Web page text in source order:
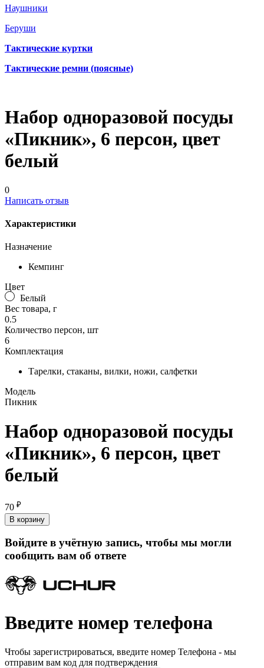
Наушники
Беруши
Тактические куртки
Тактические ремни (поясные)
Набор одноразовой посуды
«Пикник», 6 персон, цвет
белый
0
Написать отзыв
Характеристики
Назначение
Кемпинг
Цвет
Белый
Вес товара, г
0.5
Количество персон, шт
6
Комплектация
Тарелки, стаканы, вилки, ножи, салфетки
Модель
Пикник
Набор одноразовой посуды
«Пикник», 6 персон, цвет
белый
70 ₽
В корзину
Войдите в учётную запись, чтобы мы могли
сообщить вам об ответе
Введите номер телефона
Чтобы зарегистрироваться, введите номер Телефона - мы
отправим вам код для подтверждения